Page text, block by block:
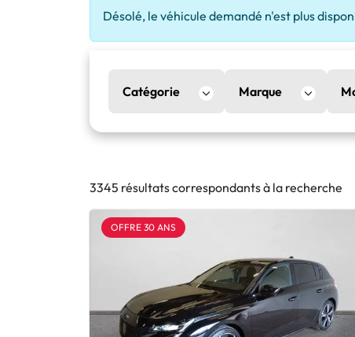
Désolé, le véhicule demandé n'est plus
Catégorie Marque
3345 résultats correspondants à la recherche
OFFRE 30 ANS